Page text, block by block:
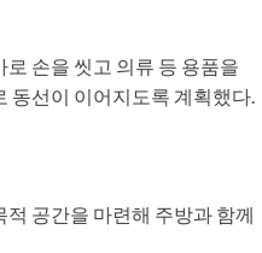
손을 씻고 의류 등 용품을
동선이 이어지도록 계획했다.
공간을 마련해 주방과 함께